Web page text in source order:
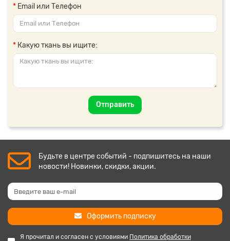
Email или Телефон
Какую ткань вы ищите:
Отправить
Будьте в центре событий - подпишитесь на наши
новости! Новинки, скидки, акции.
Оформить подписку
Я прочитал и согласен с условиями Политика обработки